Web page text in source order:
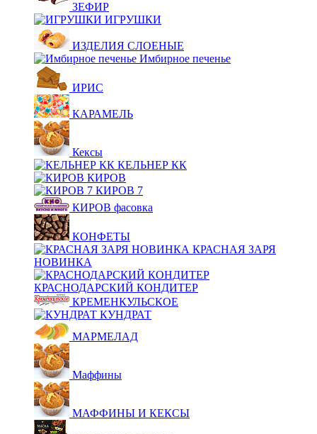
ЗЕФИР
ИГРУШКИ
ИЗДЕЛИЯ СЛОЕНЫЕ
Имбирное печенье
ИРИС
КАРАМЕЛЬ
Кексы
КЕЛЬНЕР КК
КИРОВ
КИРОВ 7
КИРОВ фасовка
КОНФЕТЫ
КРАСНАЯ ЗАРЯ
НОВИНКА
КРАСНОДАРСКИЙ КОНДИТЕР
КРЕМЕНКУЛЬСКОЕ
КУНДРАТ
МАРМЕЛАД
Маффины
МАФФИНЫ И КЕКСЫ